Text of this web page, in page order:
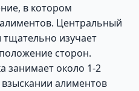
в котором
Центральный
тщательно изучает
сторон.
занимает около 1-2
алиментов